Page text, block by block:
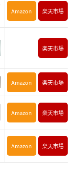
Amazon 楽天市場
楽天市場
Amazon 楽天市場
Amazon 楽天市場
Amazon 楽天市場